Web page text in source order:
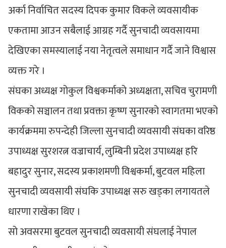
अर्का निर्वाचित सदस्य दिपक कुमार विकले व्यवसायीक
एकतामा आउन सबैलाई आग्रह गर्दै सुनचादी व्यवसायमा
देखिएका समस्यालाई नया नेतृत्वले समाधान गर्दै जाने विश्वास
व्यक्त गरे ।
संघका अध्यक्ष गोकुल विश्वकर्माको अध्यक्षता, सचिव चुरामणी
विकको सञ्चालन तथा प्रवक्ता कृष्ण सुनारको स्वागतमा भएको
कार्यक्रममा रुपन्देही जिल्ला सुनचादी व्यवसायी संघका वरिष्ठ
उपाध्यक्ष सुरशरत्न वज्राचार्य, लुम्बिनी प्रदेश उपाध्यक्ष हरि
बहादुर सुनार, सदस्य प्रकाशमणी विश्वकर्मा, बुटवल महिला
सुनचादी व्यवसायी संघकि उपाध्यक्ष सरु खड्का लगायतले
धारणा राखेका थिए ।
सो अवसरमा बुटवल सुनचादी व्यवसायी संघलाई नेपाल